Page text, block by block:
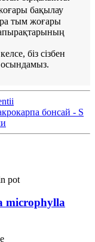
бақылау
тым жоғары
біз сізбен
осындамыз.
бонсай - S
microphylla